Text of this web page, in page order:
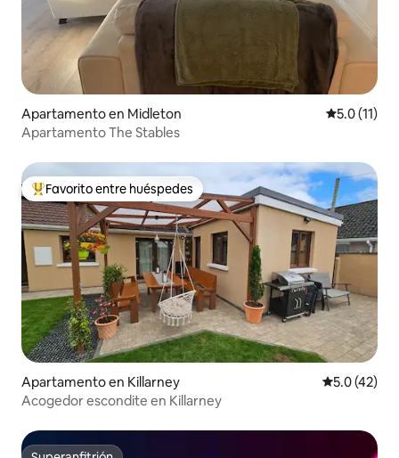
Apartamento en Midleton Calificación
5.0 (11)
Apartamento The Stables
Favorito entre huéspedes preferido
Favorito entre huéspedes
Apartamento en Killarney Calificación
5.0 (42)
Acogedor escondite en Killarney